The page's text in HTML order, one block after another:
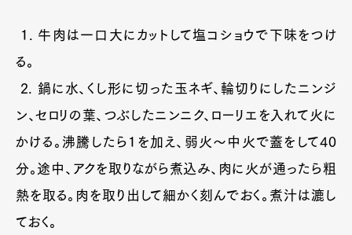
1. 牛肉は一口大にカットして塩コショウで下味をつけ
る。
2. 鍋に水、くし形に切った玉ネギ、輪切りにしたニンジ
ン、セロリの葉、つぶしたニンニク、ローリエを入れて火に
かける。沸騰したら1を加え、弱火〜中火で蓋をして40
分。途中、アクを取りながら煮込み、肉に火が通ったら粗
熱を取る。肉を取り出して細かく刻んでおく。煮汁は漉し
ておく。